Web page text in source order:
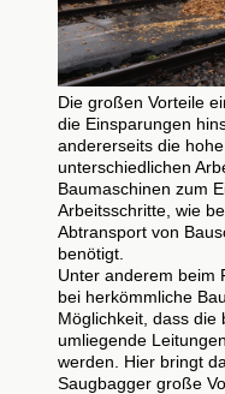
Die großen Vorteile
die Einsparungen
andererseits die
unterschiedlichen
Baumaschinen zum
Arbeitsschritte, wie
Abtransport von
benötigt.
Unter anderem beim
bei herkömmliche
Möglichkeit, dass die
umliegende
werden. Hier bringt
Saugbagger große